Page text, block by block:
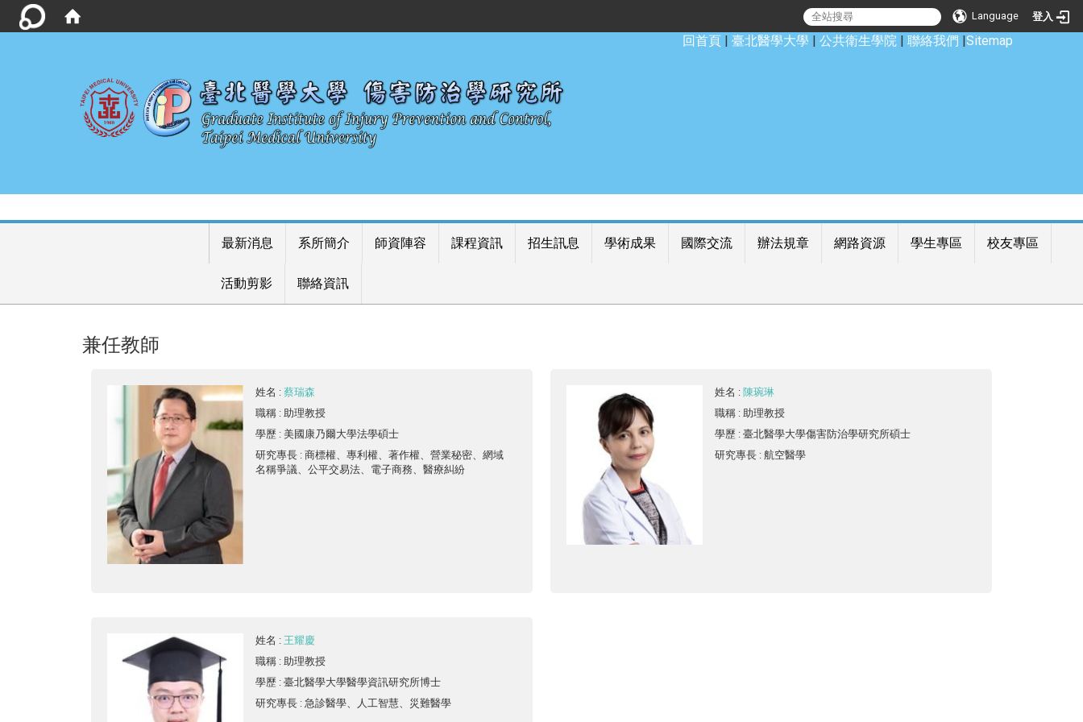
Language 登入
回首頁 | 臺北醫學大學 | 公共衛生學院 | 聯絡我們 |Sitemap
最新消息 系所簡介 師資陣容 課程資訊 招生訊息 學術成果 國際交流 辦法規章 網路資源 學生專區 校友專區
活動剪影 聯絡資訊
兼任教師
姓名 :蔡瑞森
職稱 : 助理教授
學歷 : 美國康乃爾大學法學碩士
研究專長 : 商標權、專利權、著作權、營業秘密、網域
名稱爭議、公平交易法、電子商務、醫療糾紛
姓名 : 陳琬琳
職稱 : 助理教授
學歷 : 臺北醫學大學傷害防治學研究所碩士
研究專長 : 航空醫學
姓名 : 王耀慶
職稱 : 助理教授
學歷 : 臺北醫學大學醫學資訊研究所博士
研究專長 : 急診醫學、人工智慧、災難醫學